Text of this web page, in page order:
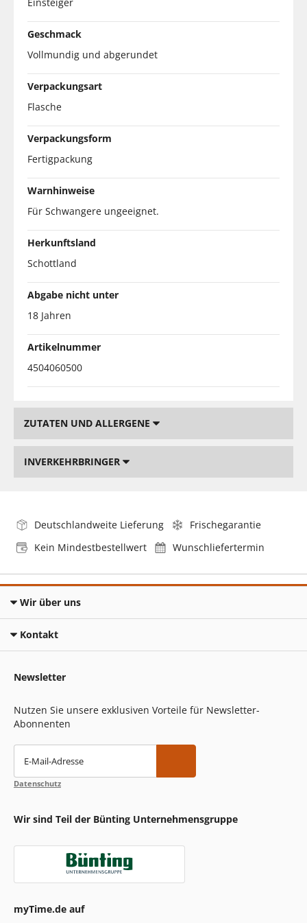
Geschmack
Vollmundig und abgerundet
Verpackungsart
Flasche
Verpackungsform
Fertigpackung
Warnhinweise
Für Schwangere ungeeignet.
Herkunftsland
Schottland
Abgabe nicht unter
18 Jahren
Artikelnummer
4504060500
ZUTATEN UND ALLERGENE
INVERKEHRBRINGER
Deutschlandweite Lieferung
Frischegarantie
Kein Mindestbestellwert
Wunschliefertermin
Wir über uns
Kontakt
Newsletter
Nutzen Sie unsere exklusiven Vorteile für Newsletter-
Abonnenten
E-Mail-Adresse
Datenschutz
Wir sind Teil der Bünting Unternehmensgruppe
myTime.de auf